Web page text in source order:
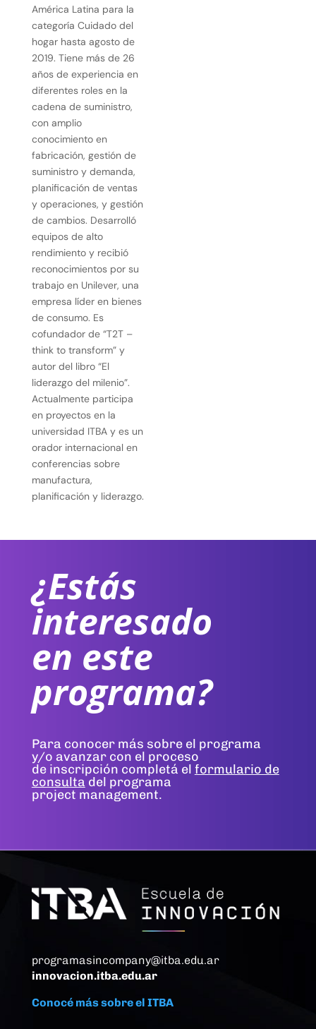
América Latina para la
categoría Cuidado del
hogar hasta agosto de
2019. Tiene más de 26
años de experiencia en
diferentes roles en la
cadena de suministro,
con amplio
conocimiento en
fabricación, gestión de
suministro y demanda,
planificación de ventas
y operaciones, y gestión
de cambios. Desarrolló
equipos de alto
rendimiento y recibió
reconocimientos por su
trabajo en Unilever, una
empresa líder en bienes
de consumo. Es
cofundador de “T2T –
think to transform” y
autor del libro “El
liderazgo del milenio”.
Actualmente participa
en proyectos en la
universidad ITBA y es un
orador internacional en
conferencias sobre
manufactura,
planificación y liderazgo.
¿Estás
interesado
en este
programa?
Para conocer más sobre el programa
y/o avanzar con el proceso
de inscripción completá el formulario de
consultadel programa
project management.
programasincompany@itba.edu.ar
innovacion.itba.edu.ar
Conocé más sobre el ITBA